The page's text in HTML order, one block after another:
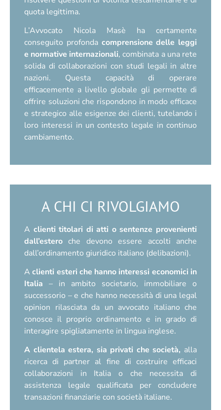
quota legittima.
L’Avvocato Nicola Masè ha certamente
conseguito profonda comprensione delle leggi
e normative internazionali, combinata a una rete
solida di collaborazioni con studi legali in altre
nazioni. Questa capacità di operare
efficacemente a livello globale gli permette di
offrire soluzioni che rispondono in modo efficace
e strategico alle esigenze dei clienti, tutelando i
loro interessi in un contesto legale in continuo
cambiamento.
A CHI CI RIVOLGIAMO
A clienti titolari di atti o sentenze provenienti
dall’estero che devono essere accolti anche
dall’ordinamento giuridico italiano (delibazioni).
Aclienti esteri che hanno interessi economici in
Italia – in ambito societario, immobiliare o
successorio – e che hanno necessità di una legal
opinion rilasciata da un avvocato italiano che
conosce il proprio ordinamento e in grado di
interagire spigliatamente in lingua inglese.
A clientela estera, sia privati che società, alla
ricerca di partner al fine di costruire efficaci
collaborazioni in Italia o che necessita di
assistenza legale qualificata per concludere
transazioni finanziarie con società italiane.